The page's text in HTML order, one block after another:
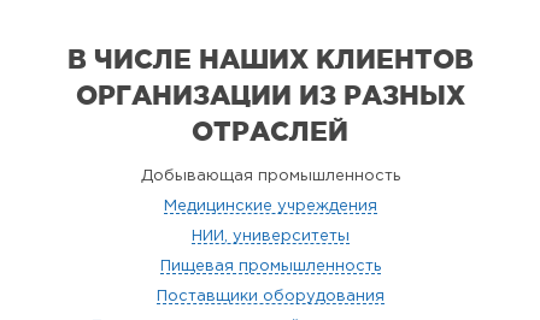
В ЧИСЛЕ НАШИХ КЛИЕНТОВ
ОРГАНИЗАЦИИ ИЗ РАЗНЫХ
ОТРАСЛЕЙ
Добывающая промышленность
Медицинские учреждения
НИИ, университеты
Пищевая промышленность
Поставщики оборудования